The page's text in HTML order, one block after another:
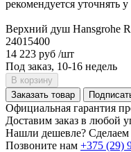
рекомендуется уточнять
Верхний душ Hansgrohe
24015400
14 223 руб /шт
Под заказ, 10-16 недель
В корзину
Заказать товар
Официальная гарантия
Доставим заказ в любой
Нашли дешевле? Сделаем
Позвоните нам +375 (29)